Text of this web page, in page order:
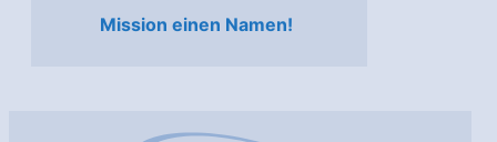
Mission einen Namen!